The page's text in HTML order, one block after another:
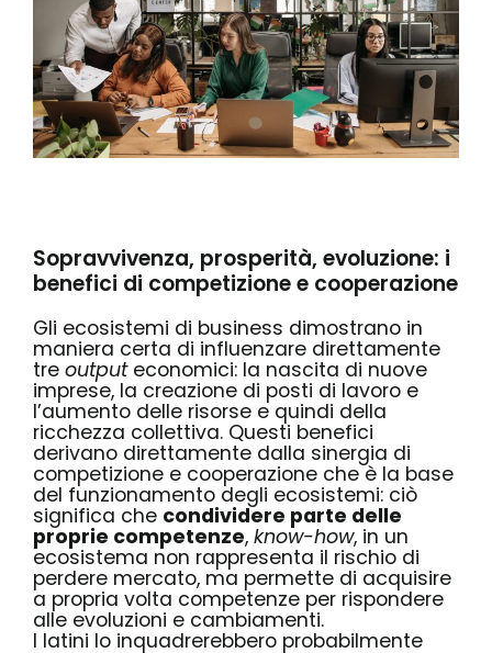
Sopravvivenza, prosperità, evoluzione: i
benefici di competizione e cooperazione
Gli ecosistemi di business dimostrano in
maniera certa di influenzare direttamente
tre outputeconomici: la nascita di nuove
imprese, la creazione di posti di lavoro e
l’aumento delle risorse e quindi della
ricchezza collettiva. Questi benefici
derivano direttamente dalla sinergia di
competizione e cooperazione che è la base
del funzionamento degli ecosistemi: ciò
significa che condividere parte delle
proprie competenze, know-how, in un
ecosistema non rappresenta il rischio di
perdere mercato, ma permette di acquisire
a propria volta competenze per rispondere
alle evoluzioni e cambiamenti.
I latini lo inquadrerebbero probabilmente